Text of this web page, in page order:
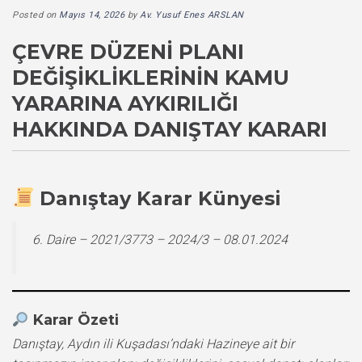
Posted on Mayıs 14, 2026byAv. Yusuf Enes ARSLAN
ÇEVRE DÜZENI PLANI
DEĞIŞIKLIKLERININ KAMU
YARARINA AYKIRILIĞI
HAKKINDA DANIŞTAY KARARI
Danıştay Karar Künyesi
6. Daire – 2021/3773 – 2024/3 – 08.01.2024
Karar Özeti
Danıştay, Aydın ili Kuşadası’ndaki Hazineye ait bir